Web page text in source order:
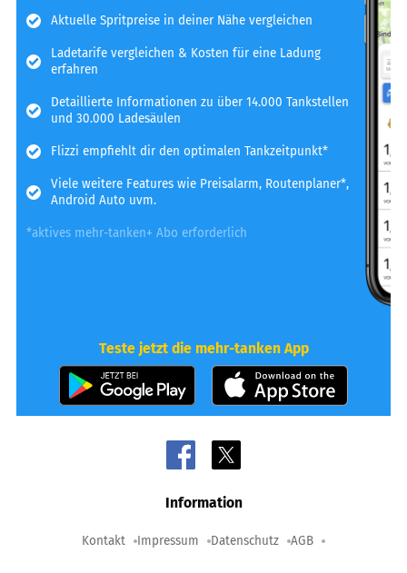
Aktuelle Spritpreise in deiner Nähe vergleichen
Ladetarife vergleichen & Kosten für eine Ladung
erfahren
Detaillierte Informationen zu über 14.000 Tankstellen
und 30.000 Ladesäulen
Flizzi empfiehlt dir den optimalen Tankzeitpunkt*
Viele weitere Features wie Preisalarm, Routenplaner*,
Android Auto uvm.
*aktives mehr-tanken+ Abo erforderlich
Teste jetzt die mehr-tanken App
Information
Kontakt Impressum Datenschutz AGB